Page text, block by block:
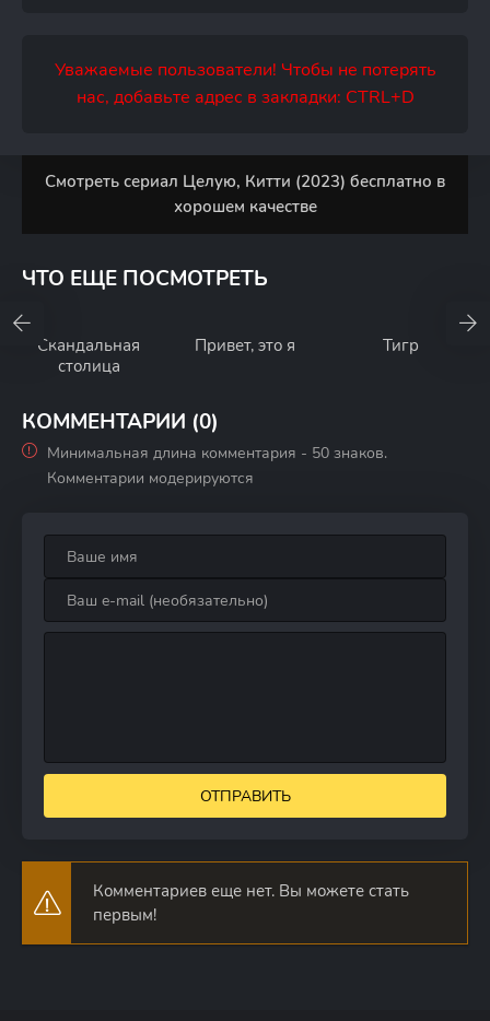
Уважаемые пользователи! Чтобы не потерять
нас, добавьте адрес в закладки: CTRL+D
Смотреть сериал Целую, Китти (2023) бесплатно в
хорошем качестве
ЧТО ЕЩЕ ПОСМОТРЕТЬ
Скандальная
столица
Привет, это я Тигр
КОММЕНТАРИИ (0)
Минимальная длина комментария - 50 знаков.
Комментарии модерируются
ОТПРАВИТЬ
Комментариев еще нет. Вы можете стать
первым!